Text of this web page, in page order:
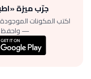
جرّب ميزة
اكتب المكونات
— واحفظ